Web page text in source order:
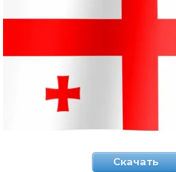
Скачать